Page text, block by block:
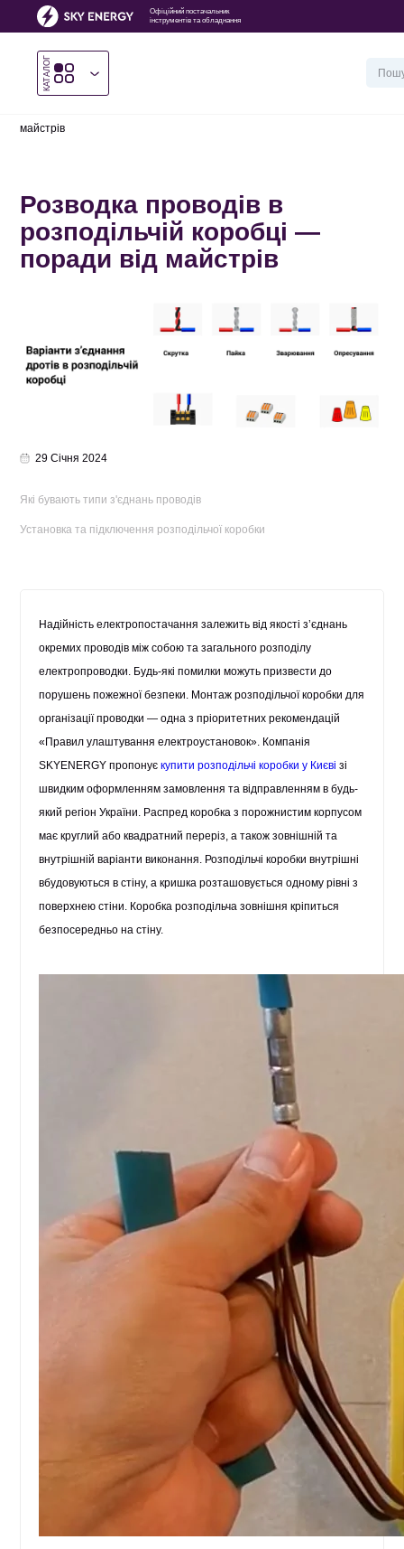
Офіційний постачальник
інструментів та обладнання
КАТАЛОГ
майстрів
Розводка проводів в
розподільчій коробці —
поради від майстрів
29 Січня 2024
Які бувають типи з'єднань проводів
Установка та підключення розподільчої коробки
Надійність електропостачання залежить від якості з’єднань
окремих проводів між собою та загального розподілу
електропроводки. Будь-які помилки можуть призвести до
порушень пожежної безпеки. Монтаж розподільчої коробки для
організації проводки — одна з пріоритетних рекомендацій
«Правил улаштування електроустановок». Компанія
SKYENERGY пропонуєкупити розподільчі коробки у Києвізі
швидким оформленням замовлення та відправленням в будь-
який регіон України. Распред коробка з порожнистим корпусом
має круглий або квадратний переріз, а також зовнішній та
внутрішній варіанти виконання. Розподільчі коробки внутрішні
вбудовуються в стіну, а кришка розташовується одному рівні з
поверхнею стіни. Коробка розподільча зовнішня кріпиться
безпосередньо на стіну.